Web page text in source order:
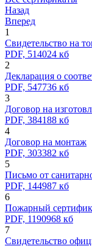
Назад
Вперед
1
Свидетельство на
PDF, 514024 кб
2
Декларация о
PDF, 547736 кб
3
Договор на
PDF, 384188 кб
4
Договор на монтаж
PDF, 303382 кб
5
Письмо от
PDF, 144987 кб
6
Пожарный
PDF, 1190968 кб
7
Свидетельство